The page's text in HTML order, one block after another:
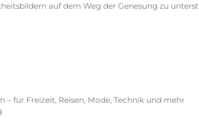
auf dem Weg der Genesung zu
für Freizeit, Reisen, Mode, Technik und mehr